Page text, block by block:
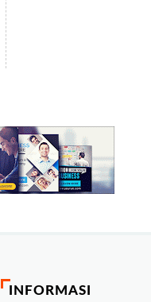
INFORMASI